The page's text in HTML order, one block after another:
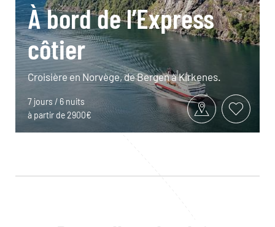
À bord de l’Express
côtier
Croisière en Norvège, de Bergen à Kirkenes.
7 jours / 6 nuits
à partir de 2900€